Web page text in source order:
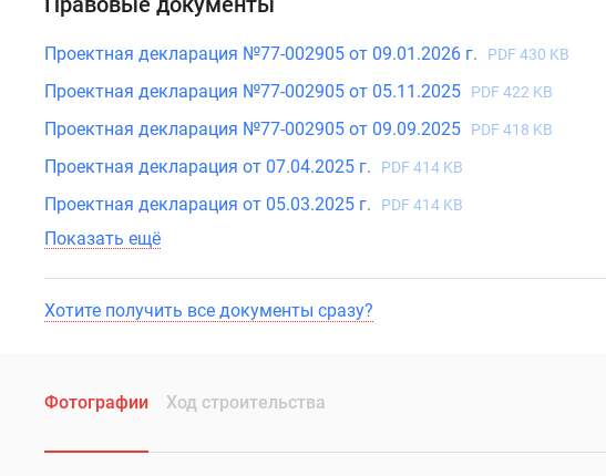
Проектная декларация №77-002905 от 09.01.2026 г. PDF 430 KB
Проектная декларация №77-002905 от 05.11.2025 PDF 422 KB
Проектная декларация №77-002905 от 09.09.2025 PDF 418 KB
Проектная декларация от 07.04.2025 г. PDF 414 KB
Проектная декларация от 05.03.2025 г. PDF 414 KB
Показать ещё
Хотите получить все документы сразу?
Фотографии Ход строительства